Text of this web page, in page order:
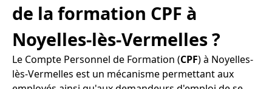
de la formation CPF à
Noyelles-lès-Vermelles ?
Le Compte Personnel de Formation (CPF) à Noyelles-
lès-Vermelles est un mécanisme permettant aux